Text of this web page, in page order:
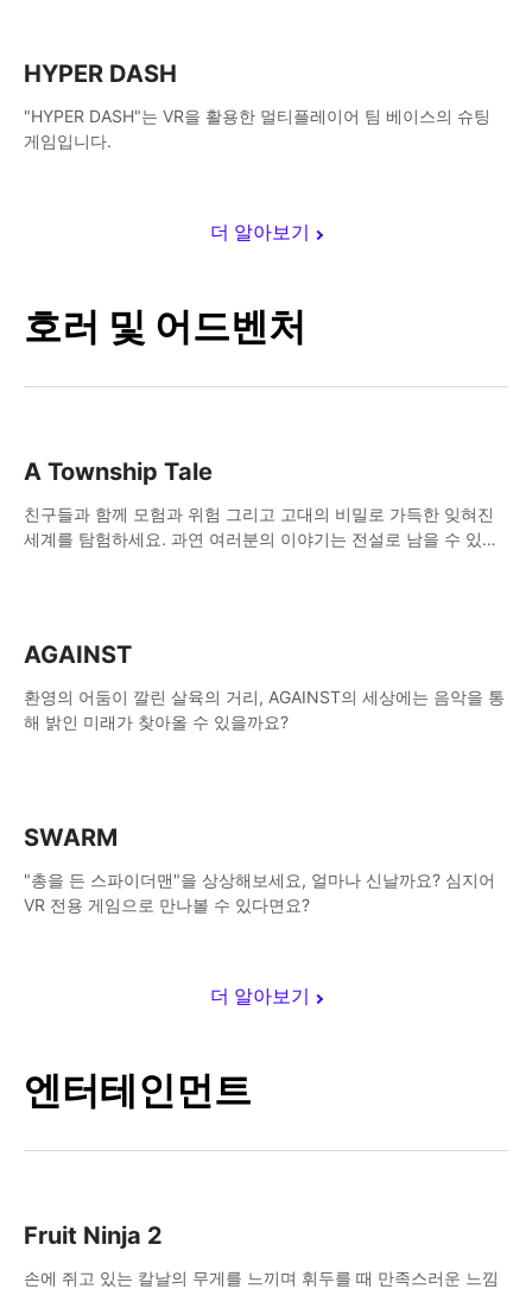
더 알아보기
HYPER DASH
"HYPER DASH"는 VR을 활용한 멀티플레이어 팀 베이스의 슈팅
게임입니다.
호러 및 어드벤처
더 알아보기
A Township Tale
친구들과 함께 모험과 위험 그리고 고대의 비밀로 가득한 잊혀진
세계를 탐험하세요. 과연 여러분의 이야기는 전설로 남을 수 있을
AGAINST
환영의 어둠이 깔린 살육의 거리, AGAINST의 세상에는 음악을 통
해 밝인 미래가 찾아올 수 있을까요?
SWARM
"총을 든 스파이더맨"을 상상해보세요, 얼마나 신날까요? 심지어
VR 전용 게임으로 만나볼 수 있다면요?
엔터테인먼트
Fruit Ninja 2
손에 쥐고 있는 칼날의 무게를 느끼며 휘두를 때 만족스러운 느낌